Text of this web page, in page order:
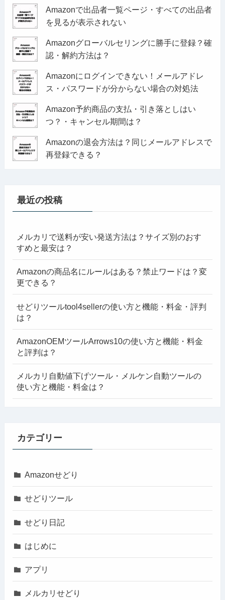
Amazonで出品者一覧ページ・すべての出品者
を見るが表示されない
Amazonグローバルセリングに勝手に登録？確
認・解約方法は？
Amazonにログインできない！メールアドレ
ス・パスワードが分からない場合の対処法
Amazon予約商品の支払・引き落としはい
つ？・キャンセル期間は？
Amazonの退会方法は？同じメールアドレスで
再登録できる？
最近の投稿
メルカリで送料が安い発送方法は？サイズ別のおす
すめと最安は？
Amazonの商品名にルールはある？禁止ワードは？変
更できる？
せどりツールtool4sellerの使い方と機能・料金・評判
は？
AmazonOEMツールArrows10の使い方と機能・料金
と評判は？
メルカリ自動値下げツール・メルケン自動ツールの
使い方と機能・料金は？
カテゴリー
Amazonせどり
せどりツール
せどり日記
はじめに
アプリ
メルカリせどり